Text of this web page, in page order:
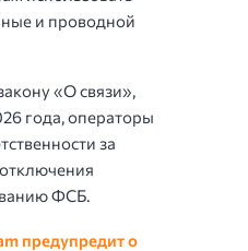
и проводной
«О связи»,
года, операторы
за
ФСБ.
предупредит о